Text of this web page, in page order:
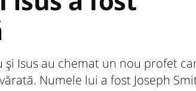
și Isus au chemat un nou profet
Numele lui a fost Joseph